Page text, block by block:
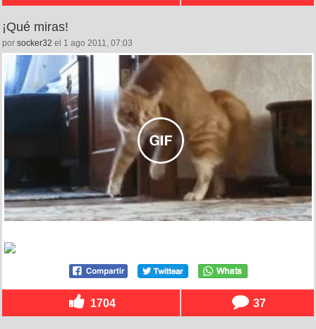
¡Qué miras!
por socker32 el 1 ago 2011, 07:03
1704 37